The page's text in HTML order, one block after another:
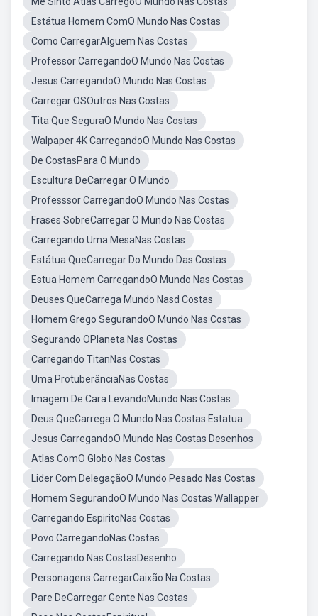
Estátua Homem ComO Mundo Nas Costas
Como CarregarAlguem Nas Costas
Professor CarregandoO Mundo Nas Costas
Jesus CarregandoO Mundo Nas Costas
Carregar OSOutros Nas Costas
Tita Que SeguraO Mundo Nas Costas
Walpaper 4K CarregandoO Mundo Nas Costas
De CostasPara O Mundo
Escultura DeCarregar O Mundo
Professsor CarregandoO Mundo Nas Costas
Frases SobreCarregar O Mundo Nas Costas
Carregando Uma MesaNas Costas
Estátua QueCarregar Do Mundo Das Costas
Estua Homem CarregandoO Mundo Nas Costas
Deuses QueCarrega Mundo Nasd Costas
Homem Grego SegurandoO Mundo Nas Costas
Segurando OPlaneta Nas Costas
Carregando TitanNas Costas
Uma ProtuberânciaNas Costas
Imagem De Cara LevandoMundo Nas Costas
Deus QueCarrega O Mundo Nas Costas Estatua
Jesus CarregandoO Mundo Nas Costas Desenhos
Atlas ComO Globo Nas Costas
Lider Com DelegaçãoO Mundo Pesado Nas Costas
Homem SegurandoO Mundo Nas Costas Wallapper
Carregando EspiritoNas Costas
Povo CarregandoNas Costas
Carregando Nas CostasDesenho
Personagens CarregarCaixão Na Costas
Pare DeCarregar Gente Nas Costas